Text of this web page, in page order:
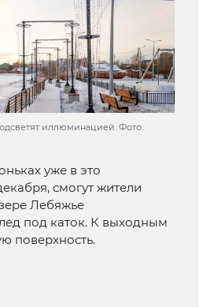
иллюминацией. Фото:
уже в это
смогут жители
Лебяжье
под каток. К выходным
поверхность.